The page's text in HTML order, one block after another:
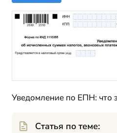
Уведомление по ЕПН: что
Статья по теме: